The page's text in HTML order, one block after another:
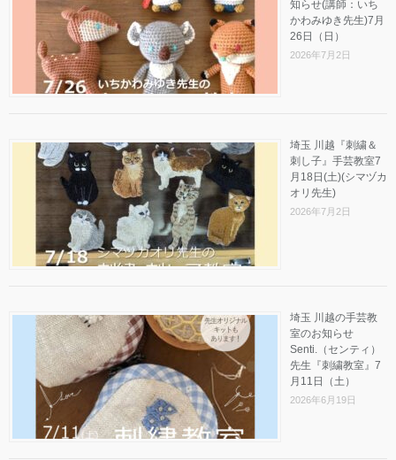
知らせ(講師：いち
かわみゆき先生)7月
26日（日）
2026年7月2日
埼玉 川越『刺繍＆
刺し子』手芸教室7
月18日(土)(シマヅカ
オリ先生)
2026年7月2日
埼玉 川越の手芸教
室のお知らせ
Senti.（センティ）
先生『刺繍教室』7
月11日（土）
2026年6月19日